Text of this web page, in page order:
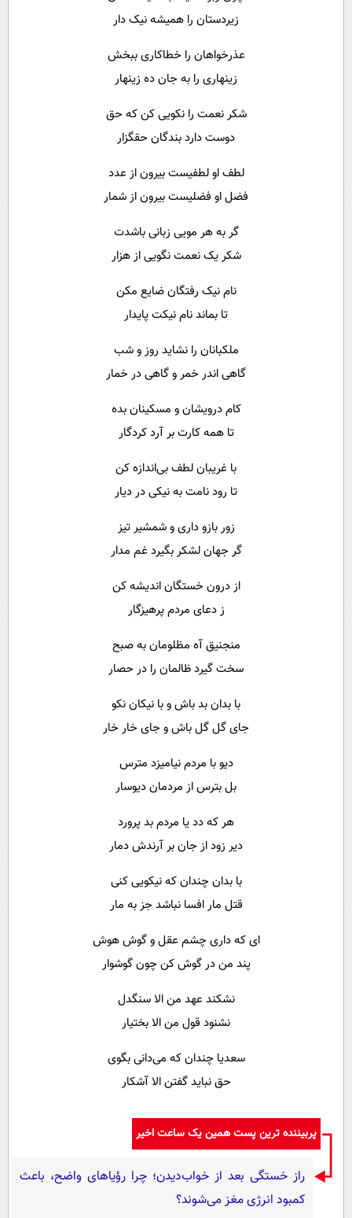
زیردستان را همیشه نیک دار
عذرخواهان را خطاکاری ببخش
زینهاری را به جان ده زینهار
شکر نعمت را نکویی کن که حق
دوست دارد بندگان حقگزار
لطف او لطفیست بیرون از عدد
فضل او فضلیست بیرون از شمار
گر به هر مویی زبانی باشدت
شکر یک نعمت نگویی از هزار
نام نیک رفتگان ضایع مکن
تا بماند نام نیکت پایدار
ملکبانان را نشاید روز و شب
گاهی اندر خمر و گاهی در خمار
کام درویشان و مسکینان بده
تا همه کارت بر آرد کردگار
با غریبان لطف بی‌اندازه کن
تا رود نامت به نیکی در دیار
زور بازو داری و شمشیر تیز
گر جهان لشکر بگیرد غم مدار
از درون خستگان اندیشه کن
ز دعای مردم پرهیزگار
منجنیق آه مظلومان به صبح
سخت گیرد ظالمان را در حصار
با بدان بد باش و با نیکان نکو
جای گل گل باش و جای خار خار
دیو با مردم نیامیزد مترس
بل بترس از مردمان دیوسار
هر که دد یا مردم بد پرورد
دیر زود از جان بر آرندش دمار
با بدان چندان که نیکویی کنی
قتل مار افسا نباشد جز به مار
ای که داری چشم عقل و گوش هوش
پند من در گوش کن چون گوشوار
نشکند عهد من الا سنگدل
نشنود قول من الا بختیار
سعدیا چندان که می‌دانی بگوی
حق نباید گفتن الا آشکار
پربیننده ترین پست همین یک ساعت اخیر
راز خستگی بعد از خواب‌دیدن؛ چرا رؤیاهای واضح، باعث
کمبود انرژی مغز می‌شوند؟